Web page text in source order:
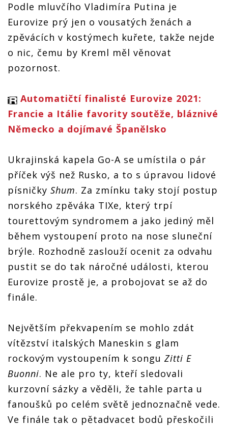
Podle mluvčího Vladimíra Putina je
Eurovize prý jen o vousatých ženách a
zpěvácích v kostýmech kuřete, takže nejde
o nic, čemu by Kreml měl věnovat
pozornost.
Automatičtí finalisté Eurovize 2021:
Francie a Itálie favority soutěže, bláznivé
Německo a dojímavé Španělsko
Ukrajinská kapela Go-A se umístila o pár
příček výš než Rusko, a to s úpravou lidové
písničky Shum. Za zmínku taky stojí postup
norského zpěváka TIXe, který trpí
tourettovým syndromem a jako jediný měl
během vystoupení proto na nose sluneční
brýle. Rozhodně zaslouží ocenit za odvahu
pustit se do tak náročné události, kterou
Eurovize prostě je, a probojovat se až do
finále.
Největším překvapením se mohlo zdát
vítězství italských Maneskin s glam
rockovým vystoupením k songu Zitti E
Buonni. Ne ale pro ty, kteří sledovali
kurzovní sázky a věděli, že tahle parta u
fanoušků po celém světě jednoznačně vede.
Ve finále tak o pětadvacet bodů přeskočili